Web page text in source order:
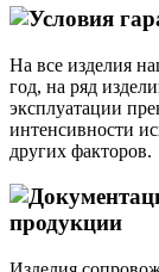
На все изделия
год, на ряд
эксплуатации
интенсивности
других факторов.
продукции